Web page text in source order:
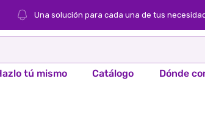
Una solución para cada una de tus
tú mismo Catálogo Dónde